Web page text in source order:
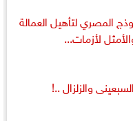
المصري لتأهيل العمالة
لأزمات...
والزلزال ..!